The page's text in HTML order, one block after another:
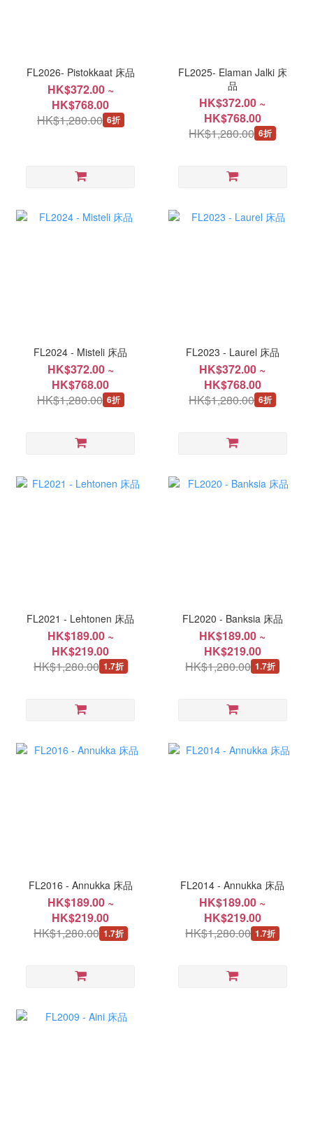
FL2026- Pistokkaat 床品
HK$372.00 ~
HK$768.00
HK$1,280.00 6折
FL2025- Elaman Jalki 床
品
HK$372.00 ~
HK$768.00
HK$1,280.00 6折
FL2024 - Misteli 床品
HK$372.00 ~
HK$768.00
HK$1,280.00 6折
FL2023 - Laurel 床品
HK$372.00 ~
HK$768.00
HK$1,280.00 6折
FL2021 - Lehtonen 床品
HK$189.00 ~
HK$219.00
HK$1,280.00 1.7折
FL2020 - Banksia 床品
HK$189.00 ~
HK$219.00
HK$1,280.00 1.7折
FL2016 - Annukka 床品
HK$189.00 ~
HK$219.00
HK$1,280.00 1.7折
FL2014 - Annukka 床品
HK$189.00 ~
HK$219.00
HK$1,280.00 1.7折